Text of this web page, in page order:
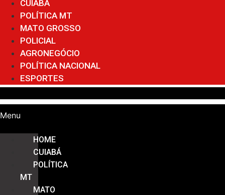
CUIABÁ
POLÍTICA MT
MATO GROSSO
POLICIAL
AGRONEGÓCIO
POLÍTICA NACIONAL
ESPORTES
Menu
HOME
CUIABÁ
POLÍTICA
MT
MATO